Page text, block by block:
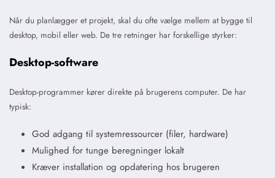
Når du planlægger et projekt, skal du ofte vælge mellem at bygge til
desktop, mobil eller web. De tre retninger har forskellige styrker:
Desktop-software
Desktop-programmer kører direkte på brugerens computer. De har
typisk:
God adgang til systemressourcer (filer, hardware)
Mulighed for tunge beregninger lokalt
Kræver installation og opdatering hos brugeren